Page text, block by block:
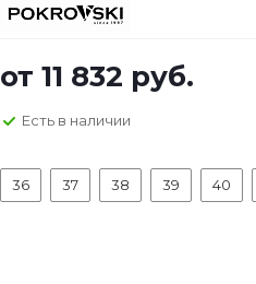
от11 832 руб.
Есть в наличии
36 37 38 39 40